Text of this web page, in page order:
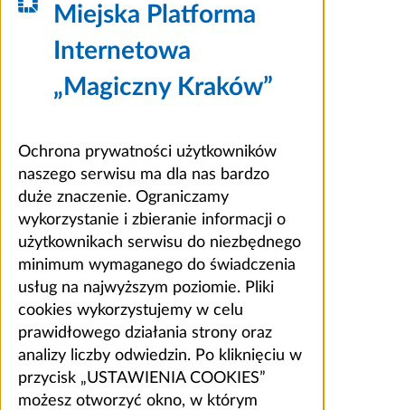
Miejska Platforma
Internetowa
„Magiczny Kraków”
Ochrona prywatności użytkowników
naszego serwisu ma dla nas bardzo
duże znaczenie. Ograniczamy
wykorzystanie i zbieranie informacji o
użytkownikach serwisu do niezbędnego
minimum wymaganego do świadczenia
usług na najwyższym poziomie. Pliki
cookies wykorzystujemy w celu
prawidłowego działania strony oraz
analizy liczby odwiedzin. Po kliknięciu w
przycisk „USTAWIENIA COOKIES”
możesz otworzyć okno, w którym